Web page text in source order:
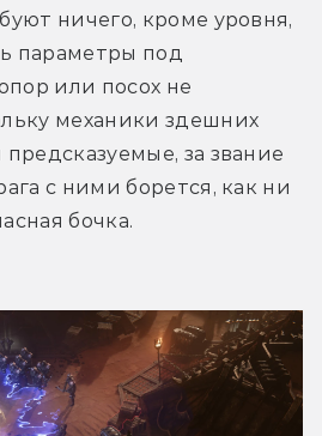
ничего, кроме уровня,
параметры под
или посох не
механики здешних
за звание
с ними борется, как ни
бочка.